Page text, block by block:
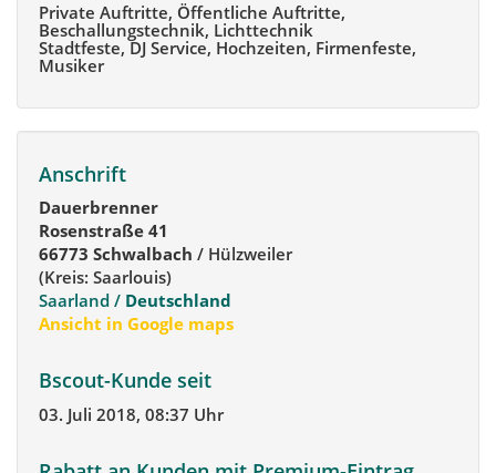
Private Auftritte, Öffentliche Auftritte,
Beschallungstechnik, Lichttechnik
Stadtfeste, DJ Service, Hochzeiten, Firmenfeste,
Musiker
Anschrift
Dauerbrenner
Rosenstraße 41
66773 Schwalbach / Hülzweiler
(Kreis: Saarlouis)
Saarland / Deutschland
Ansicht in Google maps
Bscout-Kunde seit
03. Juli 2018, 08:37 Uhr